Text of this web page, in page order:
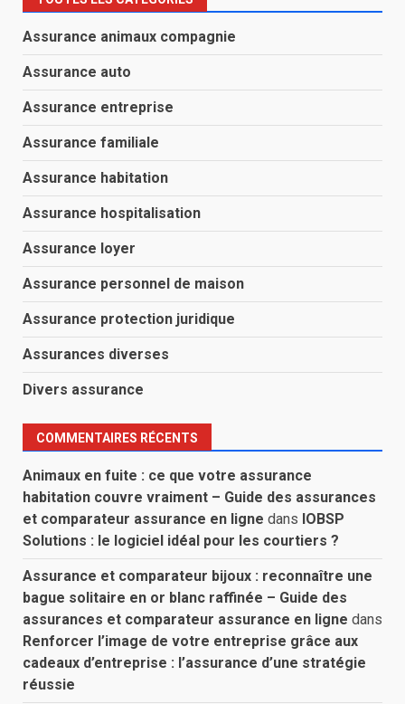
Assurance animaux compagnie
Assurance auto
Assurance entreprise
Assurance familiale
Assurance habitation
Assurance hospitalisation
Assurance loyer
Assurance personnel de maison
Assurance protection juridique
Assurances diverses
Divers assurance
COMMENTAIRES RÉCENTS
Animaux en fuite : ce que votre assurance
habitation couvre vraiment – Guide des assurances
et comparateur assurance en ligne dans IOBSP
Solutions : le logiciel idéal pour les courtiers ?
Assurance et comparateur bijoux : reconnaître une
bague solitaire en or blanc raffinée – Guide des
assurances et comparateur assurance en ligne dans
Renforcer l’image de votre entreprise grâce aux
cadeaux d’entreprise : l’assurance d’une stratégie
réussie